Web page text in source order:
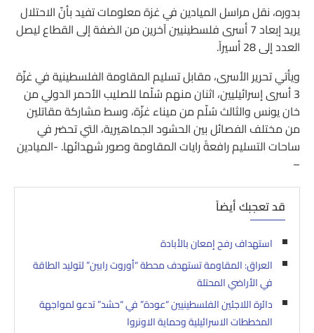
بدوره، نقل مراسل الميادين في غزة معلومات تفيد بأنّ الاحتلال
يريد إبعاد 7 أسرى فلسطينيين آخرين من الضفة إلى القطاع ليصل
العدد إلى 28 أسيراً.
ويأتي تحرير الأسرى، مقابل تسليم المقاومة الفلسطينية في غزّة
3 أسرى إسرائيليين، اثنان منهم سُلّما للصليب الأحمر الدولي من
خان يونس والثالث سُلّم من ميناء غزّة، وسط مشاركة مقاتلين
من مختلف الفصائل بين الحشود الجماهيرية، التي تحضر في
ساحات التسليم رافعةً رايات المقاومة وصور شهدائها. -الميادين
–
قد تعجبك أيضاً
استهداف رفح إمعان بالأبادة
العراق: المقاومة تستهدف محطة “أوروت رابين” لتوليد الطاقة
في الأراضي المحتلة
دائرة اللاجئين الفلسطينيين “عودة” في “حشد” تدعو لمواجهة
المخططات الاسرائيلية وحماية الاونروا